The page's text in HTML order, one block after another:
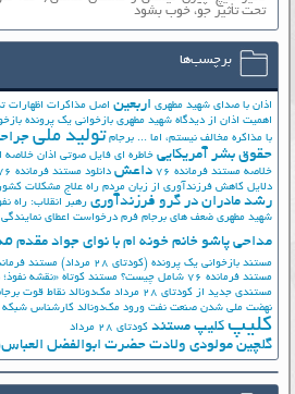
تحت تأثیر جوّ، خوب بشود
برچسب‌ها
اذان با صدای شهید مطهری اربعین اصل مذاکرات اظهارات
اهمیت اذان از دیدگاه شهید مطهری بازخوانی یک پرونده
با مذاکره مخالف نیستم، اما ... برجام تولید ملی
حقوق بشر آمریکایی خاطره ای فایل صوتی اذان خلاصه
خلاصه مستند فرمانده 76
داعش دانلود مستند فرمانده 76
دلایل کاهش فرزندآوری از زبان مردم راه علاج مشکلات
رشد مادران در گرو فرزندآوری رهبر انقلاب: راه
شهید مطهری ضعف های برجام فرم درخواست اعطای نمایندگی
مداحی پاشو خانم خونه ام با نوای جواد مقدم
مستند بازخوانی یک پرونده (کودتای 28 مرداد)
مستند فرمانده
مستند فرمانده 76 شامل چیست؟
مستند کوتاه «نقشه
مستندی جدید از کودتای 28 مرداد
مک‌دونالد نقاط قوت
نهضت ملي شدن صنعت نفت ورود مک‌دونالد کارشناس شبکه
کلیپ کلیپ مستند کودتای 28 مرداد
گلچین مولودی ولادت حضرت ابوالفضل